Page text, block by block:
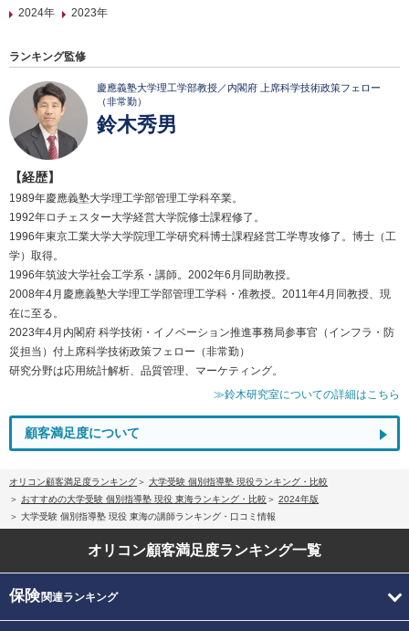
2024年
2023年
ランキング監修
慶應義塾大学理工学部教授／内閣府 上席科学技術政策フェロー
（非常勤）
鈴木秀男
【経歴】
1989年慶應義塾大学理工学部管理工学科卒業。
1992年ロチェスター大学経営大学院修士課程修了。
1996年東京工業大学大学院理工学研究科博士課程経営工学専攻修了。博士（工
学）取得。
1996年筑波大学社会工学系・講師。2002年6月同助教授。
2008年4月慶應義塾大学理工学部管理工学科・准教授。2011年4月同教授、現
在に至る。
2023年4月内閣府 科学技術・イノベーション推進事務局参事官（インフラ・防
災担当）付上席科学技術政策フェロー（非常勤）
研究分野は応用統計解析、品質管理、マーケティング。
≫鈴木研究室についての詳細はこちら
顧客満足度について
オリコン顧客満足度ランキング
大学受験 個別指導塾 現役ランキング・比較
おすすめの大学受験 個別指導塾 現役 東海ランキング・比較
2024年版
大学受験 個別指導塾 現役 東海の講師ランキング・口コミ情報
オリコン顧客満足度ランキング一覧
保険関連ランキング